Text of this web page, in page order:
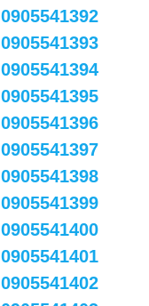
0905541392
0905541393
0905541394
0905541395
0905541396
0905541397
0905541398
0905541399
0905541400
0905541401
0905541402